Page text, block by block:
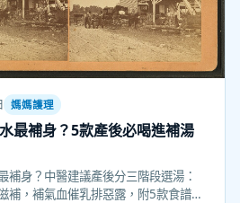
媽媽護理
最補身？5款產後必喝進補湯
補身？中醫建議產後分三階段選湯：
補，補氣血催乳排惡露，附5款食譜及